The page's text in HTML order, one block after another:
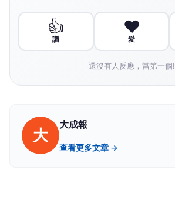
👍
讚
❤️
愛
還沒有人反應，當第一個!
大
大成報
查看更多文章 →